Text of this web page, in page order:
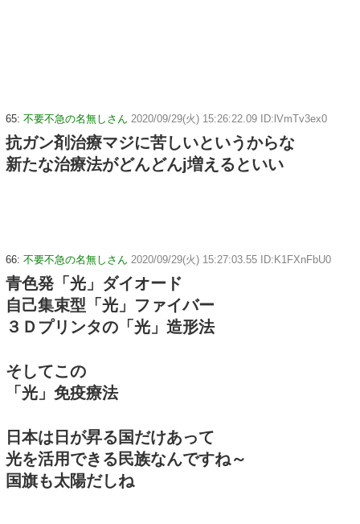
65: 不要不急の名無しさん 2020/09/29(火) 15:26:22.09 ID:lVmTv3ex0
抗ガン剤治療マジに苦しいというからな
新たな治療法がどんどんj増えるといい
66: 不要不急の名無しさん 2020/09/29(火) 15:27:03.55 ID:K1FXnFbU0
青色発「光」ダイオード
自己集束型「光」ファイバー
３Ｄプリンタの「光」造形法
そしてこの
「光」免疫療法
日本は日が昇る国だけあって
光を活用できる民族なんですね～
国旗も太陽だしね